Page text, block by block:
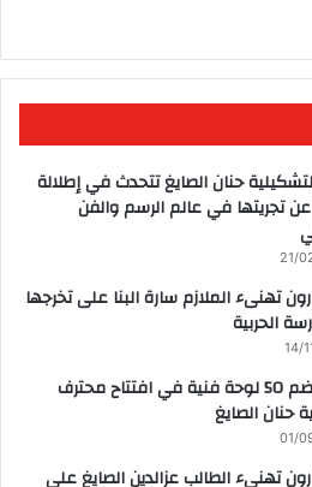
حنان الصايغ تتحدث في إطلالة
تجريتها في عالم الرسم والفن
21/
تهنىء الملازم سارة البنا على تخرجها
الحربية
14/
معرض يضم 50 لوحة فنية في افتتاح محترف
حنان الصايغ
01/
تهنىء الطالب عزالدين الصايغ على